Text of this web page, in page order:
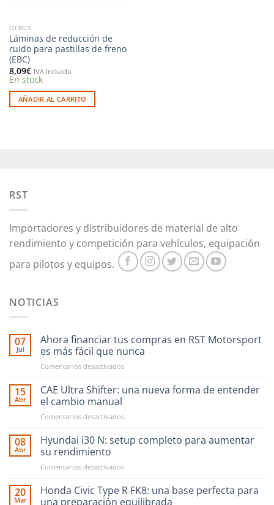
OTROS
Láminas de reducción de
ruido para pastillas de freno
(EBC)
8,09€ IVA Incluido
En stock
AÑADIR AL CARRITO
RST
Importadores y distribuidores de material de alto
rendimiento y competición para vehículos, equipación
para pilotos y equipos.
NOTICIAS
07
Jul
Ahora financiar tus compras en RST Motorsport
es más fácil que nunca
Comentarios desactivadosen
financiar
en
Motorsport
fácil
nunca
15
Abr
CAE Ultra Shifter: una nueva forma de entender
el cambio manual
Comentarios desactivadosen
Ultra
Shifter:
nueva
de
entender
08
Abr
Hyundai i30 N: setup completo para aumentar
su rendimiento
Comentarios desactivadosen
i30
20
Mar
Honda Civic Type R FK8: una base perfecta para
una preparación equilibrada